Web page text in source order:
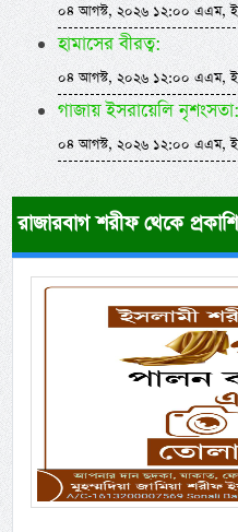
০৪ আগস্ট, ২০২৬ ১২:০০ এএম,
হামাসের বীরত্ব:
০৪ আগস্ট, ২০২৬ ১২:০০ এএম,
গাজায় ইসরায়েলি
০৪ আগস্ট, ২০২৬ ১২:০০ এএম,
রাজারবাগ শরীফ থেকে